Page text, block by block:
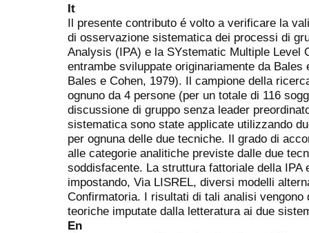
It
Il presente contributo é volto a verificare la
di osservazione sistematica dei processi di
Analysis (IPA) e la SYstematic Multiple Level
entrambe sviluppate originariamente da
Bales e Cohen, 1979). Il campione della
ognuno da 4 persone (per un totale di 116
discussione di gruppo senza leader
sistematica sono state applicate utilizzando
per ognuna delle due tecniche. Il grado di
alle categorie analitiche previste dalle due
soddisfacente. La struttura fattoriale della IPA
impostando, Via LISREL, diversi modelli
Confirmatoria. I risultati di tali analisi
teoriche imputate dalla letteratura ai due
En